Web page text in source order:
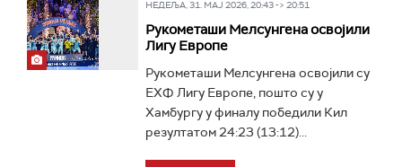
НЕДЕЉА, 31. МАЈ 2026, 20:43 -> 20:51
Рукометаши Мелсунгена освојили
Лигу Европе
Рукометаши Мелсунгена освојили су
ЕХФ Лигу Европе, пошто су у
Хамбургу у финалу победили Кил
резултатом 24:23 (13:12)...